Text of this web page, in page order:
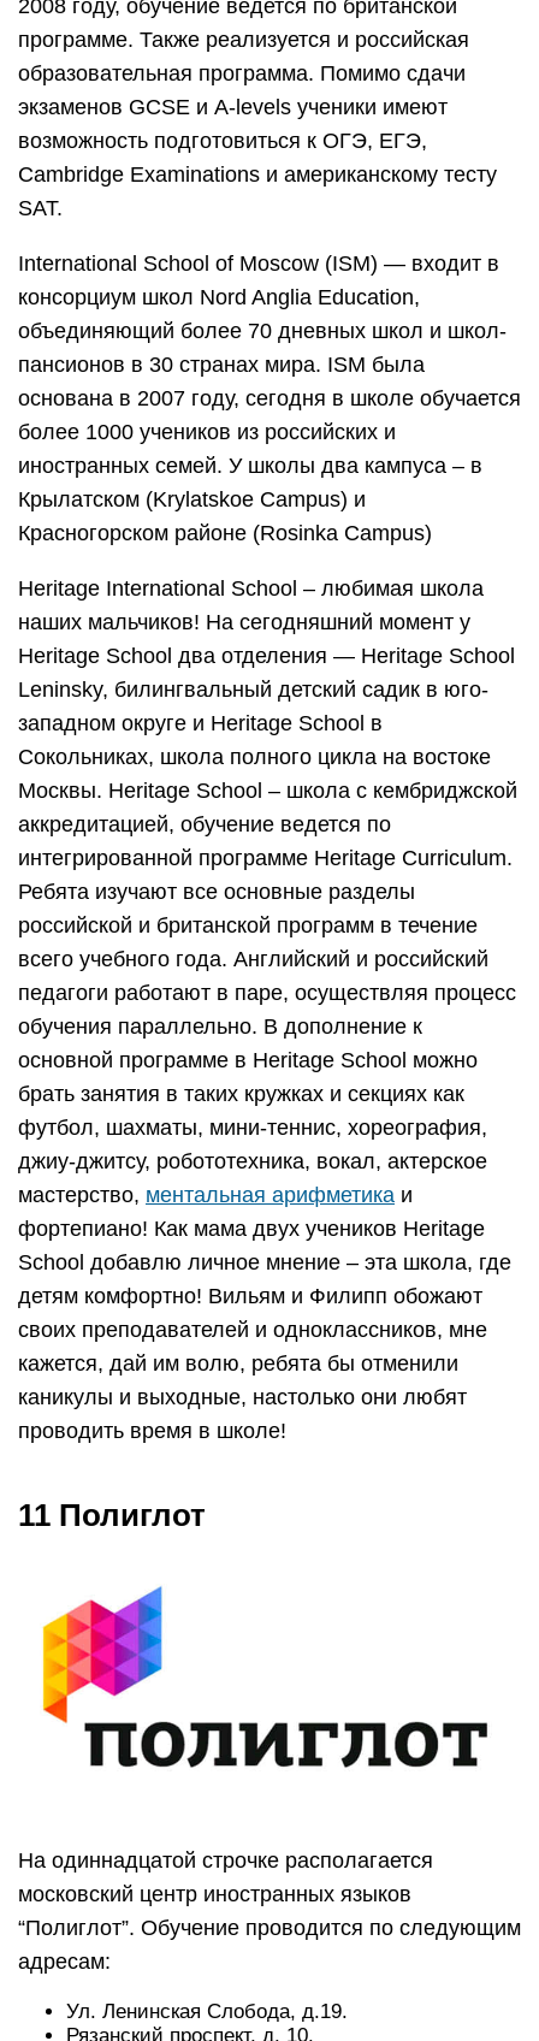
2008 году, обучение ведется по британской
программе. Также реализуется и российская
образовательная программа. Помимо сдачи
экзаменов GCSE и A-levels ученики имеют
возможность подготовиться к ОГЭ, ЕГЭ,
Cambridge Examinations и американскому тесту
SAT.
International School of Moscow (ISM) — входит в
консорциум школ Nord Anglia Education,
объединяющий более 70 дневных школ и школ-
пансионов в 30 странах мира. ISM была
основана в 2007 году, сегодня в школе обучается
более 1000 учеников из российских и
иностранных семей. У школы два кампуса – в
Крылатском (Krylatskoe Campus) и
Красногорском районе (Rosinka Campus)
Heritage International School – любимая школа
наших мальчиков! На сегодняшний момент у
Heritage School два отделения — Heritage School
Leninsky, билингвальный детский садик в юго-
западном округе и Heritage School в
Сокольниках, школа полного цикла на востоке
Москвы. Heritage School – школа с кембриджской
аккредитацией, обучение ведется по
интегрированной программе Heritage Curriculum.
Ребята изучают все основные разделы
российской и британской программ в течение
всего учебного года. Английский и российский
педагоги работают в паре, осуществляя процесс
обучения параллельно. В дополнение к
основной программе в Heritage School можно
брать занятия в таких кружках и секциях как
футбол, шахматы, мини-теннис, хореография,
джиу-джитсу, робототехника, вокал, актерское
мастерство, ментальная арифметика и
фортепиано! Как мама двух учеников Heritage
School добавлю личное мнение – эта школа, где
детям комфортно! Вильям и Филипп обожают
своих преподавателей и одноклассников, мне
кажется, дай им волю, ребята бы отменили
каникулы и выходные, настолько они любят
проводить время в школе!
11 Полиглот
На одиннадцатой строчке располагается
московский центр иностранных языков
“Полиглот”. Обучение проводится по следующим
адресам:
Ул. Ленинская Слобода, д.19.
Рязанский проспект, д. 10.